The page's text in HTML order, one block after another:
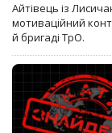
Айтівець із
мотиваційний
й бригаді ТрО.